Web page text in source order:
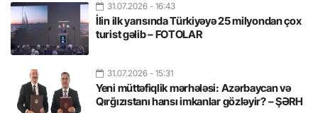
31.07.2026 - 16:43
İlin ilk yarısında Türkiyəyə 25 milyondan çox
turist gəlib – FOTOLAR
31.07.2026 - 15:31
Yeni müttəfiqlik mərhələsi: Azərbaycan və
Qırğızıstanı hansı imkanlar gözləyir? – ŞƏRH